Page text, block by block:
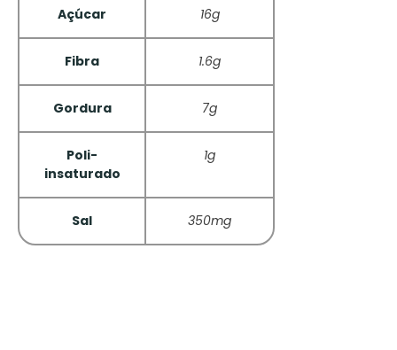
Açúcar 16g
Fibra 1.6g
Gordura 7g
Poli-
insaturado
1g
Sal 350mg